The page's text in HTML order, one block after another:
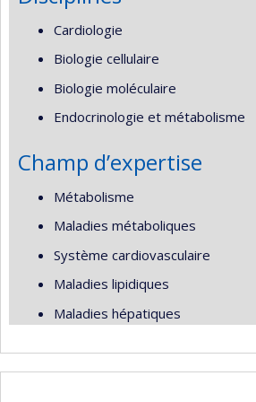
Cardiologie
Biologie cellulaire
Biologie moléculaire
Endocrinologie et métabolisme
Champ d’expertise
Métabolisme
Maladies métaboliques
Système cardiovasculaire
Maladies lipidiques
Maladies hépatiques